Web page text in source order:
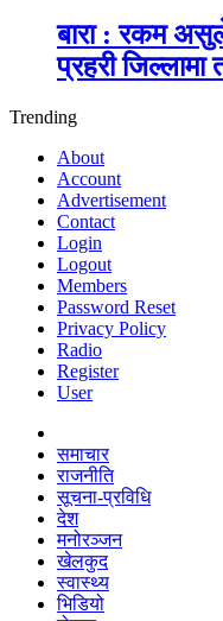
बारा : रकम
प्रहरी जिल्लामा
Trending
About
Account
Advertisement
Contact
Login
Logout
Members
Password Reset
Privacy Policy
Radio
Register
User
समाचार
राजनीति
सूचना-प्रविधि
देश
मनोरञ्जन
खेलकुद
स्वास्थ्य
भिडियो